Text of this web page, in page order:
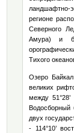
ландшафтно-
регионе
Северного
Амура) и
Тихого
Озеро
великих
между 51°28’
Водосборный
двух
- 114°10’